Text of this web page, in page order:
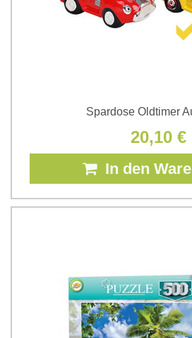
Spardose Oldtimer
20,10 €
In den